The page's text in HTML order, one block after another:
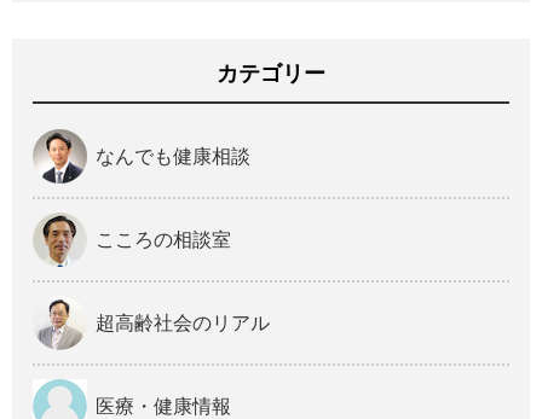
カテゴリー
なんでも健康相談
こころの相談室
超高齢社会のリアル
医療・健康情報